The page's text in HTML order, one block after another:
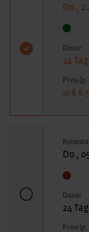
Do.,
Dauer
24
Preis (p.
ab €
Do.,
Dauer
24
Preis (p.